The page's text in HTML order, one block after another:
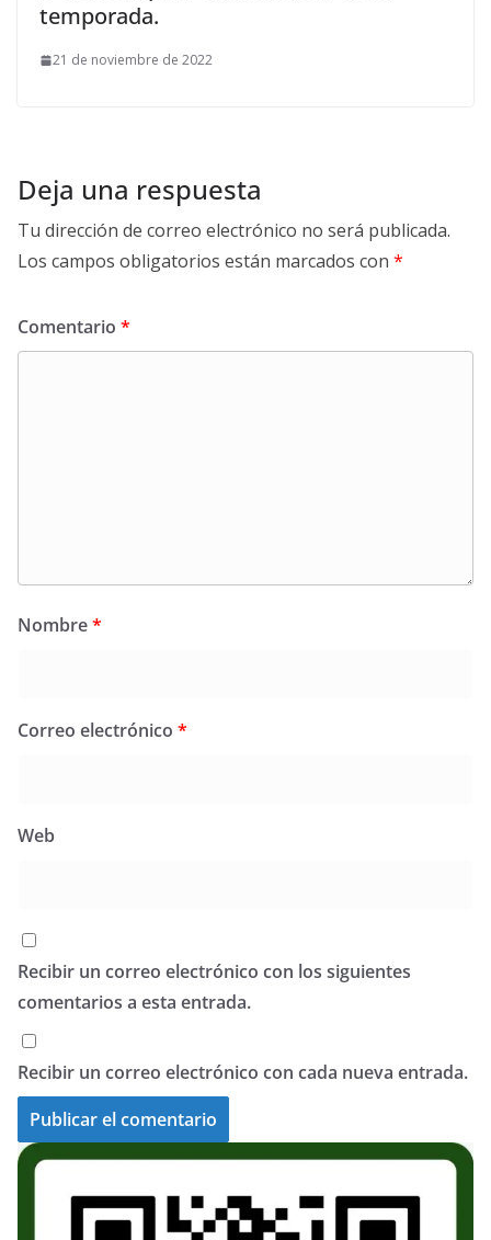
temporada.
21 de noviembre de 2022
Deja una respuesta
Tu dirección de correo electrónico no será publicada.
Los campos obligatorios están marcados con *
Comentario *
Nombre*
Correo electrónico *
Web
Recibir un correo electrónico con los siguientes
comentarios a esta entrada.
Recibir un correo electrónico con cada nueva entrada.